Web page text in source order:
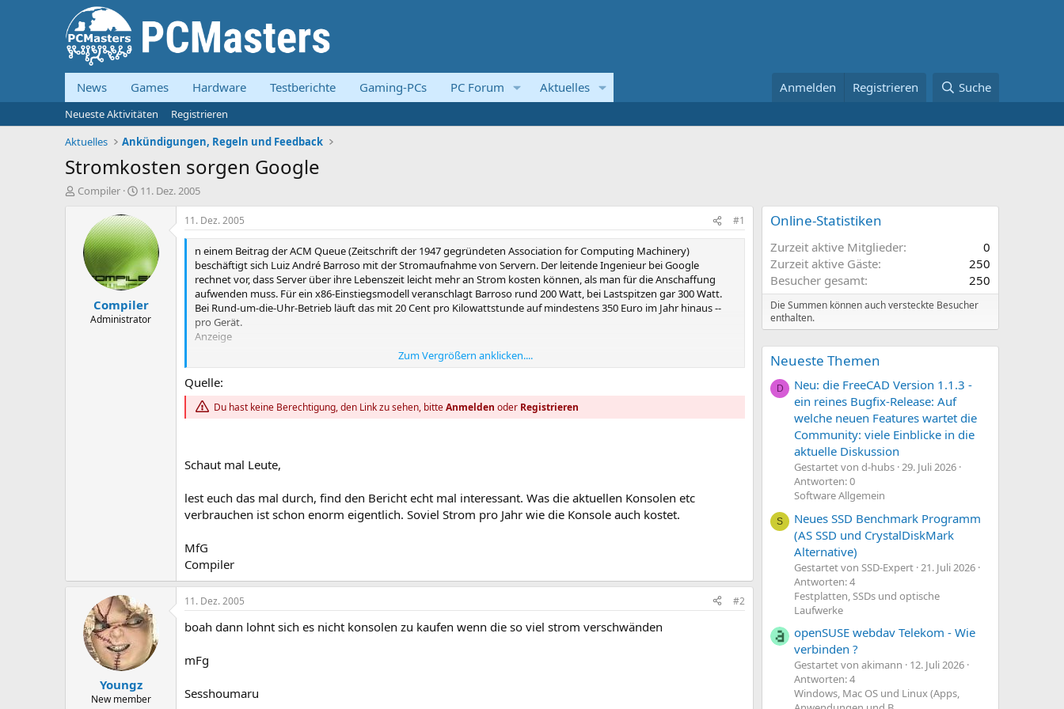
News Games Hardware Testberichte Gaming-PCs PC Forum Aktuelles Anmelden Registrieren Suche
Neueste Aktivitäten
Registrieren
Aktuelles
Ankündigungen, Regeln und Feedback
Stromkosten sorgen Google
E
Compiler
E
s
t
e
l
l
t
a
m
11. Dez. 2005
Compiler
Administrator
11. Dez. 2005 #1
n einem Beitrag der ACM Queue (Zeitschrift der 1947 gegründeten Association for Computing Machinery)
beschäftigt sich Luiz André Barroso mit der Stromaufnahme von Servern. Der leitende Ingenieur bei Google
rechnet vor, dass Server über ihre Lebenszeit leicht mehr an Strom kosten können, als man für die Anschaffung
aufwenden muss. Für ein x86-Einstiegsmodell veranschlagt Barroso rund 200 Watt, bei Lastspitzen gar 300 Watt.
Bei Rund-um-die-Uhr-Betrieb läuft das mit 20 Cent pro Kilowattstunde auf mindestens 350 Euro im Jahr hinaus --
pro Gerät.
Anzeige
Nicht nur Microsofts jüngst erschienene Xbox 360, sondern auch gut ausgestattete PCs erreichen rund die Hälfte
dieses Wertes. Davon dauerlaufen Tausende bei Google. Zu den Stromkosten kommen Aufwendungen für die
Klimatisierung der Rechenzentren, denn die zugeführte elektrische Energie wird fast komplett in Wärme
umgesetzt. Offensichtlich besteht erhebliches Einsparungspotenzial, auch wenn Google als Großabnehmer gewiss
Strom zum niedrigeren Industrietarif bezieht.
Zum Vergrößern anklicken....
Quelle:
Du hast keine Berechtigung, den Link zu sehen, bitteAnmelden oder Registrieren
Schaut mal Leute,
lest euch das mal durch, find den Bericht echt mal interessant. Was die aktuellen Konsolen etc
verbrauchen ist schon enorm eigentlich. Soviel Strom pro Jahr wie die Konsole auch kostet.
MfG
Compiler
Youngz
New member
11. Dez. 2005 #2
boah dann lohnt sich es nicht konsolen zu kaufen wenn die so viel strom verschwänden
mFg
Sesshoumaru
Online-Statistiken
Zurzeit aktive Mitglieder
0
Zurzeit aktive Gäste
250
Besucher gesamt
250
Die Summen können auch versteckte Besucher
enthalten.
Neueste Themen
D
Neu: die FreeCAD Version 1.1.3 -
ein reines Bugfix-Release: Auf
welche neuen Features wartet die
Community: viele Einblicke in die
aktuelle Diskussion
Gestartet von d-hubs 29. Juli 2026
Antworten: 0
Software Allgemein
S
Neues SSD Benchmark Programm
(AS SSD und CrystalDiskMark
Alternative)
Gestartet von SSD-Expert 21. Juli 2026
Antworten: 4
Festplatten, SSDs und optische
Laufwerke
openSUSE webdav Telekom - Wie
verbinden ?
Gestartet von akimann
12. Juli 2026
Antworten: 4
Windows, Mac OS und Linux (Apps,